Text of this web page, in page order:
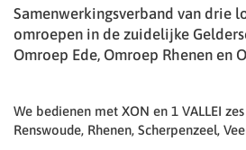
Samenwerkingsverband van drie
omroepen in de zuidelijke
Omroep Ede, Omroep Rhenen en
We bedienen met XON en 1 VALLEI
Renswoude, Rhenen, Scherpenzeel,